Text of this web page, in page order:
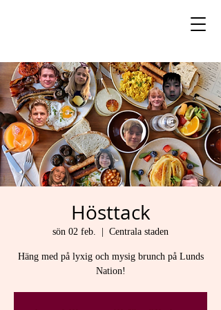
Hösttack
sön 02 feb. Centrala staden
Häng med på lyxig och mysig brunch på Lunds
Nation!